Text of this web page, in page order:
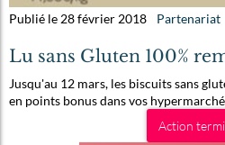
Publié le 28 février 2018 Partenariat
Lu sans Gluten 100%
Jusqu'au 12 mars, les biscuits sans
en points bonus dans vos
Action